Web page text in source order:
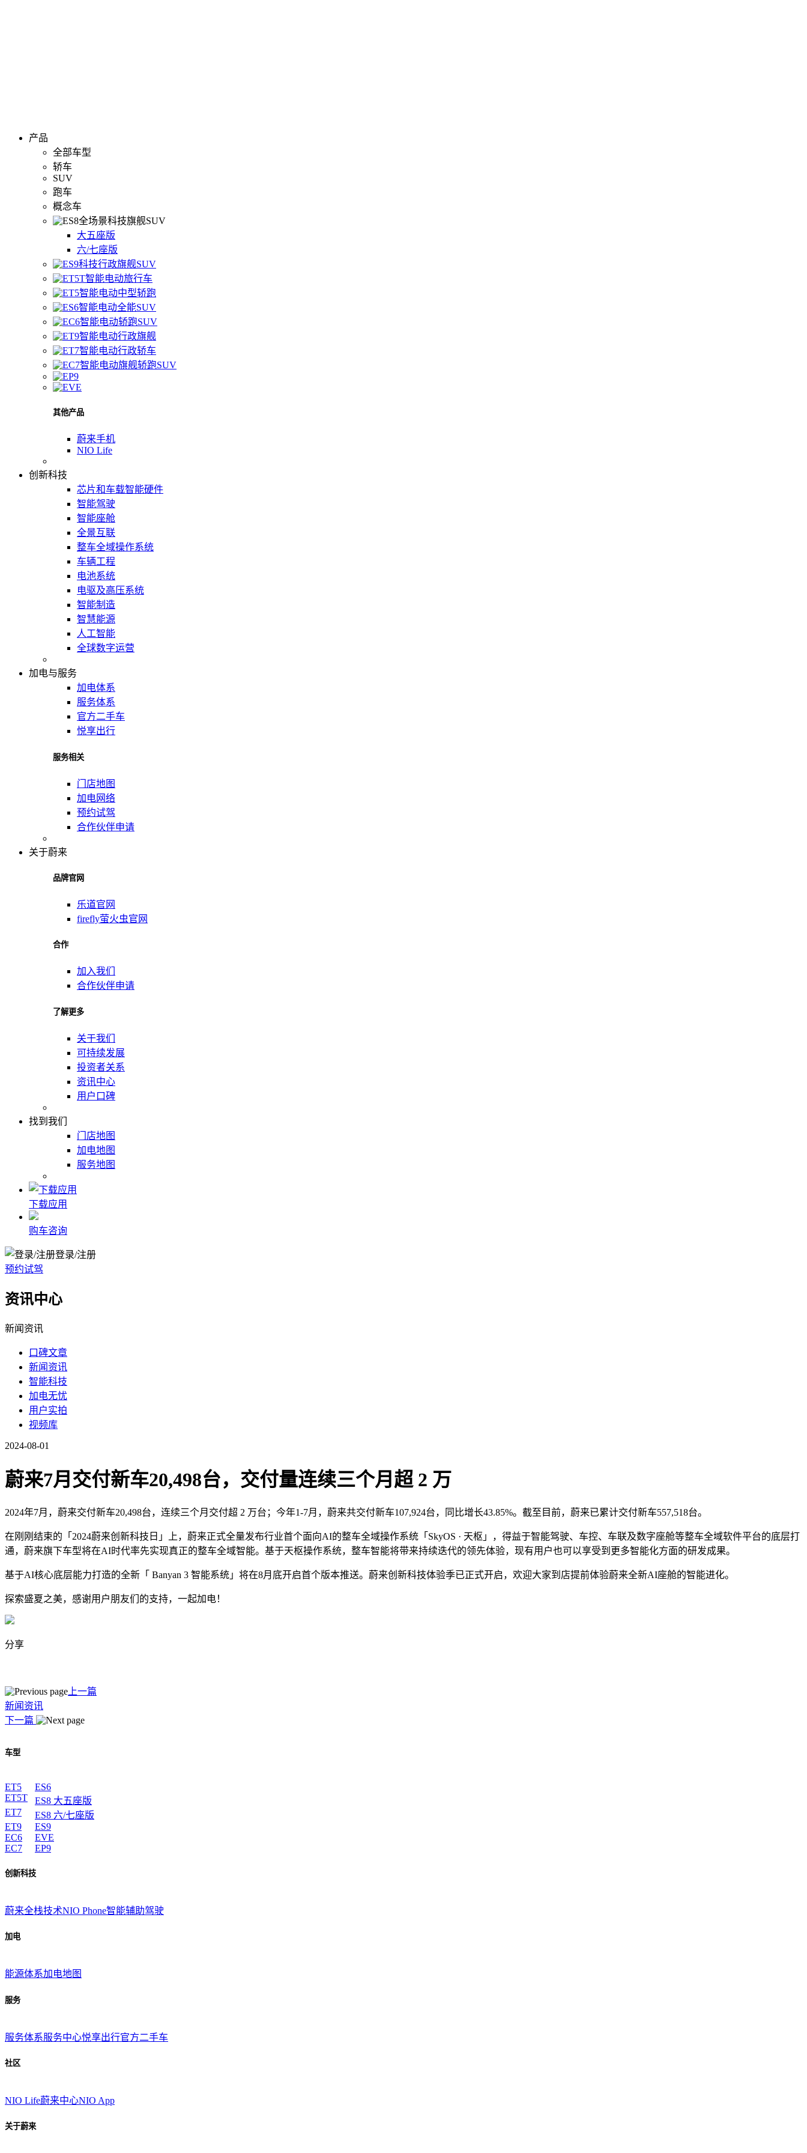
产品
全部车型
轿车
SUV
跑车
概念车
全场景科技旗舰SUV
大五座版
六/七座版
科技行政旗舰SUV
智能电动旅行车
智能电动中型轿跑
智能电动全能SUV
智能电动轿跑SUV
智能电动行政旗舰
智能电动行政轿车
智能电动旗舰轿跑SUV
其他产品
蔚来手机
NIO Life
创新科技
芯片和车载智能硬件
智能驾驶
智能座舱
全景互联
整车全域操作系统
车辆工程
电池系统
电驱及高压系统
智能制造
智慧能源
人工智能
全球数字运营
加电与服务
加电体系
服务体系
官方二手车
悦享出行
服务相关
门店地图
加电网络
预约试驾
合作伙伴申请
关于蔚来
品牌官网
乐道官网
firefly萤火虫官网
合作
加入我们
合作伙伴申请
了解更多
关于我们
可持续发展
投资者关系
资讯中心
用户口碑
找到我们
门店地图
加电地图
服务地图
下载应用
购车咨询
登录/注册
预约试驾
资讯中心
新闻资讯
口碑文章
新闻资讯
智能科技
加电无忧
用户实拍
视频库
2024-08-01
蔚来7月交付新车20,498台，交付量连续三个月超 2 万
2024年7月，蔚来交付新车20,498台，连续三个月交付超 2 万台；今年1-7月，蔚来共交付新车107,924台，同比增长43.85%。截至目前，蔚来已累计交付新车557,518台。
在刚刚结束的「2024蔚来创新科技日」上，蔚来正式全量发布行业首个面向AI的整车全域操作系统「SkyOS · 天枢」，得益于智能驾驶、车控、车联及数字座舱等整车全域软件平台的底层打
通，蔚来旗下车型将在AI时代率先实现真正的整车全域智能。基于天枢操作系统，整车智能将带来持续迭代的领先体验，现有用户也可以享受到更多智能化方面的研发成果。
基于AI核心底层能力打造的全新「 Banyan 3 智能系统」将在8月底开启首个版本推送。蔚来创新科技体验季已正式开启，欢迎大家到店提前体验蔚来全新AI座舱的智能进化。
探索盛夏之美，感谢用户朋友们的支持，一起加电！
分享
上一篇
新闻资讯
下一篇
车型
ET5
ET5T
ET7
ET9
EC6
EC7
ES6
ES8 大五座版
ES8 六/七座版
ES9
EVE
EP9
创新科技
蔚来全栈技术NIO Phone智能辅助驾驶
加电
能源体系加电地图
服务
服务体系服务中心悦享出行官方二手车
社区
NIO Life蔚来中心NIO App
关于蔚来